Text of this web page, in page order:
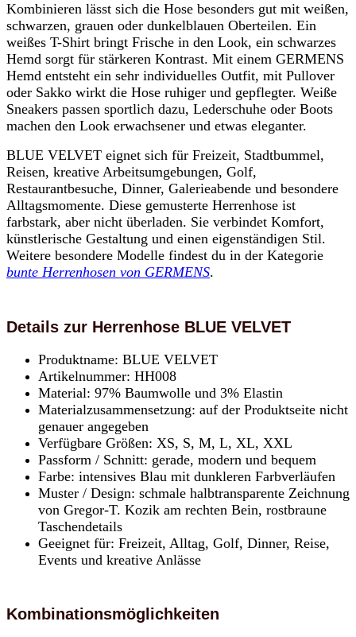
Kombinieren lässt sich die Hose besonders gut mit weißen,
schwarzen, grauen oder dunkelblauen Oberteilen. Ein
weißes T-Shirt bringt Frische in den Look, ein schwarzes
Hemd sorgt für stärkeren Kontrast. Mit einem GERMENS
Hemd entsteht ein sehr individuelles Outfit, mit Pullover
oder Sakko wirkt die Hose ruhiger und gepflegter. Weiße
Sneakers passen sportlich dazu, Lederschuhe oder Boots
machen den Look erwachsener und etwas eleganter.
BLUE VELVET eignet sich für Freizeit, Stadtbummel,
Reisen, kreative Arbeitsumgebungen, Golf,
Restaurantbesuche, Dinner, Galerieabende und besondere
Alltagsmomente. Diese gemusterte Herrenhose ist
farbstark, aber nicht überladen. Sie verbindet Komfort,
künstlerische Gestaltung und einen eigenständigen Stil.
Weitere besondere Modelle findest du in der Kategorie
bunte Herrenhosen von GERMENS.
Details zur Herrenhose BLUE VELVET
Produktname: BLUE VELVET
Artikelnummer: HH008
Material: 97% Baumwolle und 3% Elastin
Materialzusammensetzung: auf der Produktseite nicht
genauer angegeben
Verfügbare Größen: XS, S, M, L, XL, XXL
Passform / Schnitt: gerade, modern und bequem
Farbe: intensives Blau mit dunkleren Farbverläufen
Muster / Design: schmale halbtransparente Zeichnung
von Gregor-T. Kozik am rechten Bein, rostbraune
Taschendetails
Geeignet für: Freizeit, Alltag, Golf, Dinner, Reise,
Events und kreative Anlässe
Kombinationsmöglichkeiten